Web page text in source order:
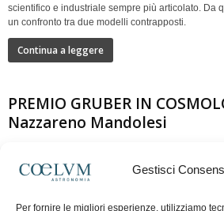
Gestisci
Per fornire le migliori esperienze, utilizziamo
scientifico e industriale sempre più articolato. Da
un confronto tra due modelli contrapposti.
Continua a leggere
PREMIO GRUBER IN
Nazzareno Mandolesi